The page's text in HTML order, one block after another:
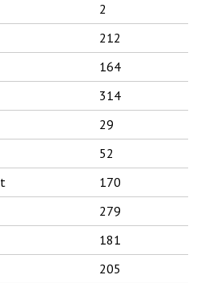
2
212
164
314
29
52
170
279
181
205